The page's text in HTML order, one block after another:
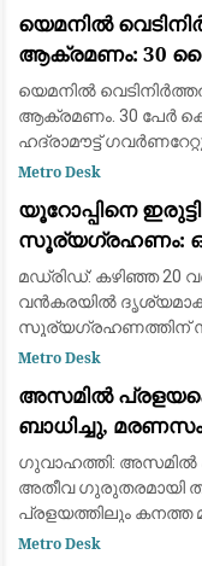
അടുത്ത മൂ
യെമനിൽ
ആക്രമണം: 30
ശേഷമുള്ള ഏറ്റവും
യെമനിൽ
ആക്രമണം. 30 പേർ
ഹദ്രാമൗട്ട്
എമർജൻസി ഫോഴ്‌സ്
വലിയ
Metro Desk
യൂറോപ്പിനെ
സൂര്യഗ്രഹണം:
പ്രകൃതിയുടെ
മഡ്രിഡ്: കഴിഞ്ഞ 20
വൻകരയിൽ
സൂര്യഗ്രഹണത്തിന്
ഒരുങ്ങി
മറയ്ക
Metro Desk
അസമിൽ
ബാധിച്ചു,
ഗുവാഹത്തി:
അതീവ ഗുരുതരമായി
പ്രളയത്തിലും കനത്ത
മരിച്ചവരുടെ എണ്ണം 95
Metro Desk